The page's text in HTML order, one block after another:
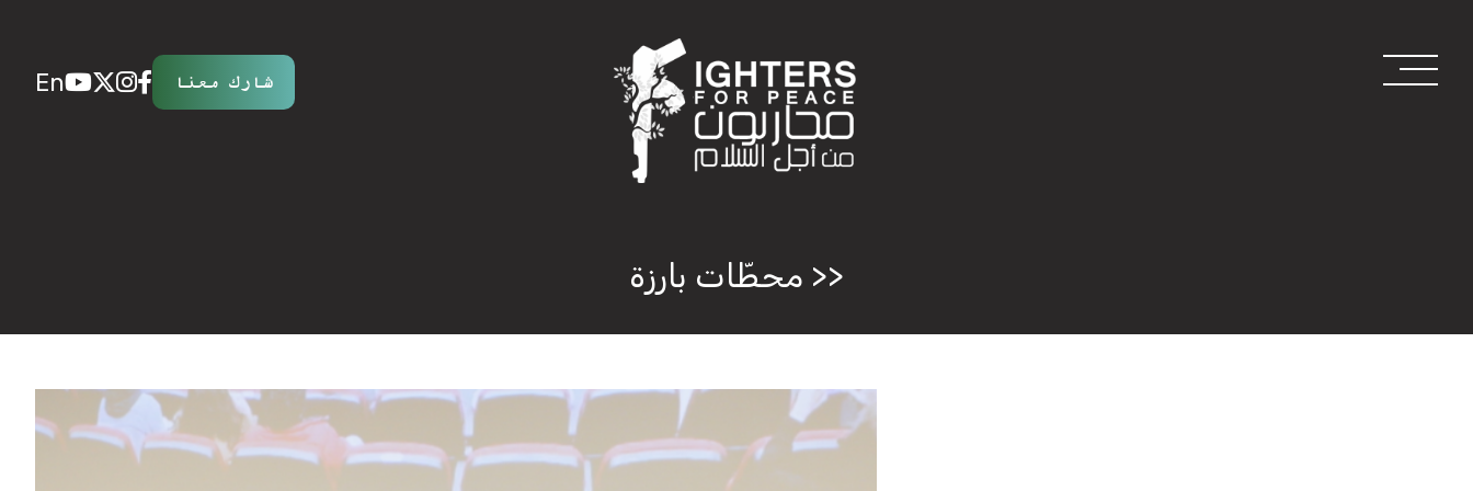
شارك معنا En
<< محطّات بارزة